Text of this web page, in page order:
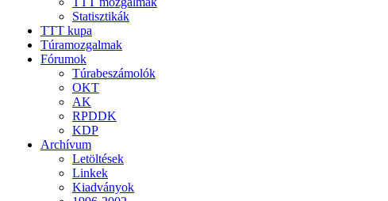
Statisztikák
TTT kupa
Túramozgalmak
Fórumok
Túrabeszámolók
OKT
AK
RPDDK
KDP
Archívum
Letöltések
Linkek
Kiadványok